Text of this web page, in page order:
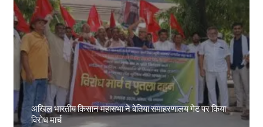
अखिल भारतीय किसान महासभा ने बेतिया समाहरणालय गेट पर किया
विरोध मार्च